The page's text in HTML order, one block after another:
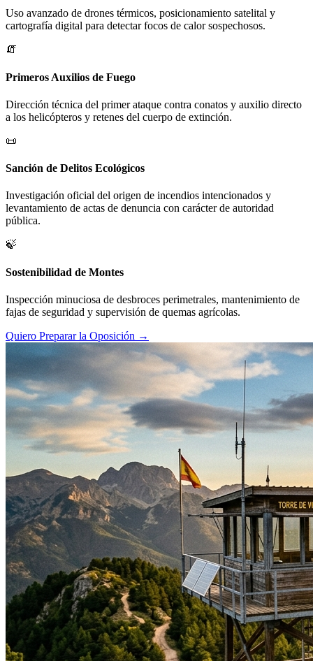
Uso avanzado de drones térmicos, posicionamiento satelital y
cartografía digital para detectar focos de calor sospechosos.
🧯
Primeros Auxilios de Fuego
Dirección técnica del primer ataque contra conatos y auxilio directo
a los helicópteros y retenes del cuerpo de extinción.
📜
Sanción de Delitos Ecológicos
Investigación oficial del origen de incendios intencionados y
levantamiento de actas de denuncia con carácter de autoridad
pública.
🍃
Sostenibilidad de Montes
Inspección minuciosa de desbroces perimetrales, mantenimiento de
fajas de seguridad y supervisión de quemas agrícolas.
Quiero Preparar la Oposición →